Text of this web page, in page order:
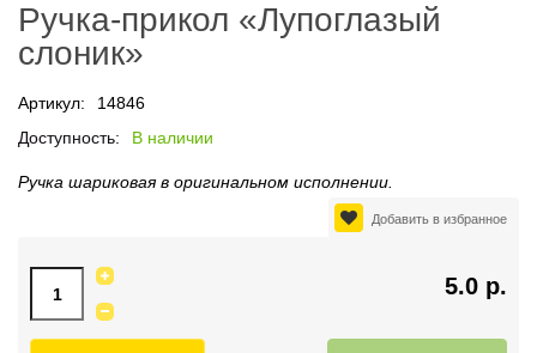
Ручка-прикол «Лупоглазый
слоник»
Артикул:
14846
Доступность:
В наличии
Ручка шариковая в оригинальном исполнении.
Добавить в избранное
5.0 р.